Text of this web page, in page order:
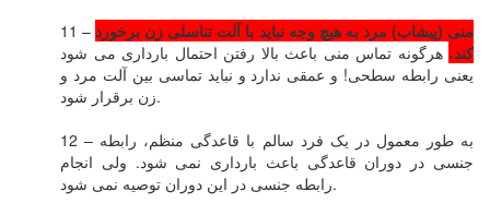
11 –منی (پیشاب) مرد به هیچ وجه نباید با آلت تناسلی زن برخورد
کند، هرگونه تماس منی باعث بالا رفتن احتمال بارداری می شود
یعنی رابطه سطحی! و عمقی ندارد و نباید تماسی بین آلت مرد و
زن برقرار شود.
12 – به طور معمول در یک فرد سالم با قاعدگی منظم، رابطه
جنسی در دوران قاعدگی باعث بارداری نمی شود. ولی انجام
رابطه جنسی در این دوران توصیه نمی شود.